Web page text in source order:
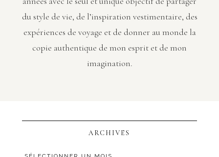
du style de vie, de l’inspiration vestimentaire, des
expériences de voyage et de donner au monde la
copie authentique de mon esprit et de mon
imagination.
ARCHIVES